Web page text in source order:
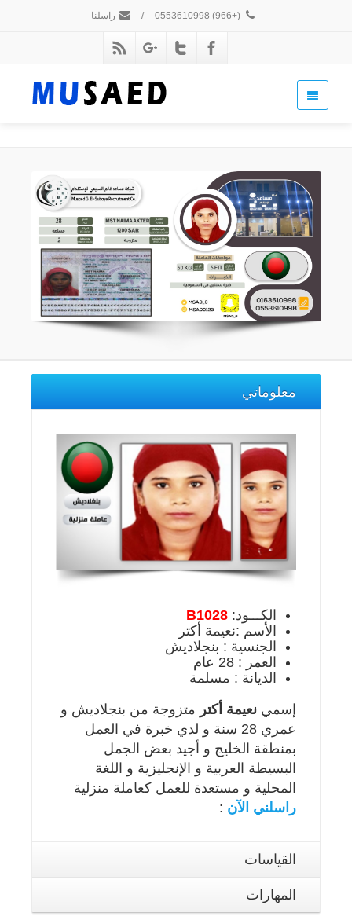
(+966) 0553610998
/ راسلنا
معلوماتي
الكـــود: B1028
الأسم :نعيمة أكتر
الجنسية : بنجلاديش
العمر : 28 عام
الديانة : مسلمة
إسمي نعيمة أكتر متزوجة من بنجلاديش و
عمري 28 سنة و لدي خبرة في العمل
بمنطقة الخليج و أجيد بعض الجمل
البسيطة العربية و الإنجليزية و اللغة
المحلية و مستعدة للعمل كعاملة منزلية
راسلني الآن :
القياسات
المهارات